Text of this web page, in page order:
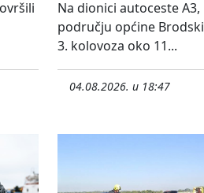
Na dionici autoceste A3,
području općine
3. kolovoza oko 11...
04.08.2026. u 18:47